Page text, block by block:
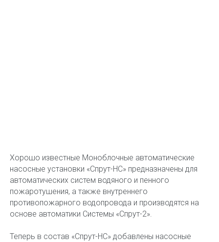
Хорошо известные Моноблочные автоматические
насосные установки «Спрут-НС» предназначены для
автоматических систем водяного и пенного
пожаротушения, а также внутреннего
противопожарного водопровода и производятся на
основе автоматики Системы «Спрут-2».
Теперь в состав «Спрут-НС» добавлены насосные